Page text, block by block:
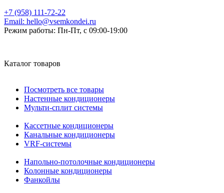
+7 (958) 111-72-22
Email: hello@vsemkondei.ru
Режим работы: Пн-Пт, с 09:00-19:00
Каталог товаров
Посмотреть все товары
Настенные кондиционеры
Мульти-сплит системы
Кассетные кондиционеры
Канальные кондиционеры
VRF-системы
Напольно-потолочные кондиционеры
Колонные кондиционеры
Фанкойлы